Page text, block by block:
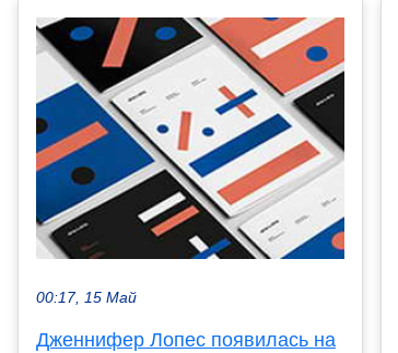
00:17, 15 Май
Дженнифер Лопес появилась на